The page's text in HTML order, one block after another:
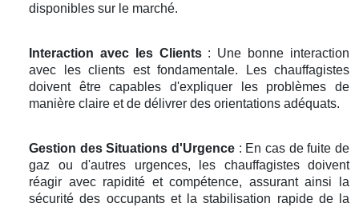
disponibles sur le marché.
Interaction avec les Clients: Une bonne interaction
avec les clients est fondamentale. Les chauffagistes
doivent être capables d'expliquer les problèmes de
manière claire et de délivrer des orientations adéquats.
Gestion des Situations d'Urgence : En cas de fuite de
gaz ou d'autres urgences, les chauffagistes doivent
réagir avec rapidité et compétence, assurant ainsi la
sécurité des occupants et la stabilisation rapide de la